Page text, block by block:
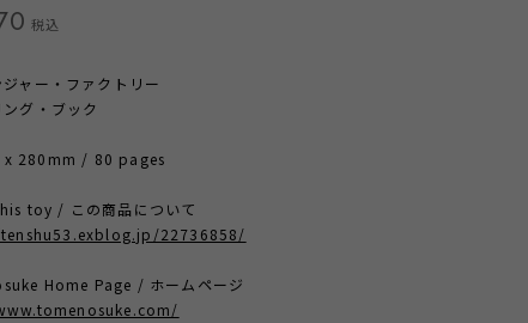
税込
ャー・ファクトリー
グ・ブック
x 280mm / 80 pages
toy / この商品について
22736858/
Home Page / ホームページ